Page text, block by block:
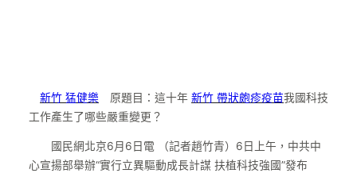
新竹 猛健樂 原題目：這十年 新竹 帶狀皰疹疫苗我國科技
工作產生了哪些嚴重變更？
國民網北京6月6日電 （記者趙竹青）6日上午，中共中
心宣揚部舉辦“實行立異驅動成長計謀 扶植科技強國”發布